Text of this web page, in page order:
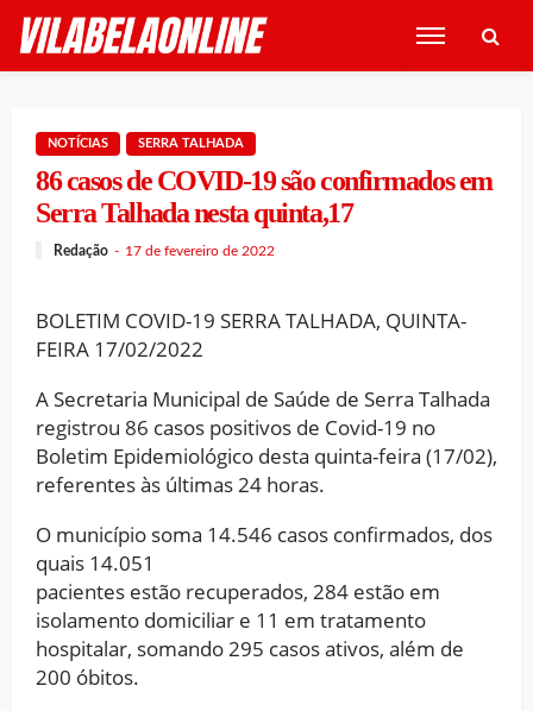
NOTÍCIAS SERRA TALHADA
86 casos de COVID-19 são confirmados em
Serra Talhada nesta quinta,17
Redação 17 de fevereiro de 2022
BOLETIM COVID-19 SERRA TALHADA, QUINTA-
FEIRA 17/02/2022
A Secretaria Municipal de Saúde de Serra Talhada
registrou 86 casos positivos de Covid-19 no
Boletim Epidemiológico desta quinta-feira (17/02),
referentes às últimas 24 horas.
O município soma 14.546 casos confirmados, dos
quais 14.051
pacientes estão recuperados, 284 estão em
isolamento domiciliar e 11 em tratamento
hospitalar, somando 295 casos ativos, além de
200 óbitos.